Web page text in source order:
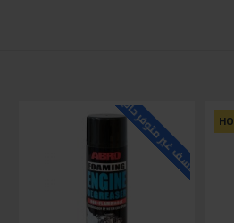
للاسف غير متوفر حاليا